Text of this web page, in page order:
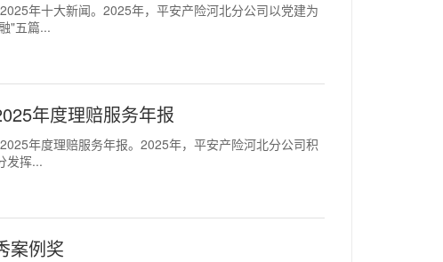
年十大新闻。2025年，平安产险河北分公司以党建为
"五篇...
年度理赔服务年报
年度理赔服务年报。2025年，平安产险河北分公司积
发挥...
案例奖